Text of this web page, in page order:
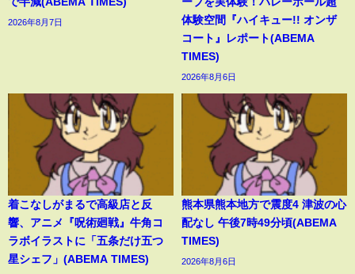
2026年8月7日
体験空間『ハイキュー!! オンザ
コート』レポート(ABEMA
TIMES)
2026年8月6日
着こなしがまるで高級店と反
響、アニメ『呪術廻戦』牛角コ
ラボイラストに「五条だけ五つ
星シェフ」(ABEMA TIMES)
熊本県熊本地方で震度4 津波の心
配なし 午後7時49分頃(ABEMA
TIMES)
2026年8月6日